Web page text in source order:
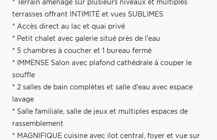
* Terrain aménagé sur plusieurs niveaux et multiples
terrasses offrant INTIMITÉ et vues SUBLIMES
* Accès direct au lac et quai privé
* Petit chalet avec galerie situé près de l'eau
* 5 chambres à coucher et 1 bureau fermé
* IMMENSE Salon avec plafond cathédrale à couper le
souffle
* 2 salles de bain complètes et salle d'eau avec espace
lavage
* Salle familiale, salle de jeux et multiples espaces de
rassemblement
* MAGNIFIQUE cuisine avec ilot central, foyer et vue sur